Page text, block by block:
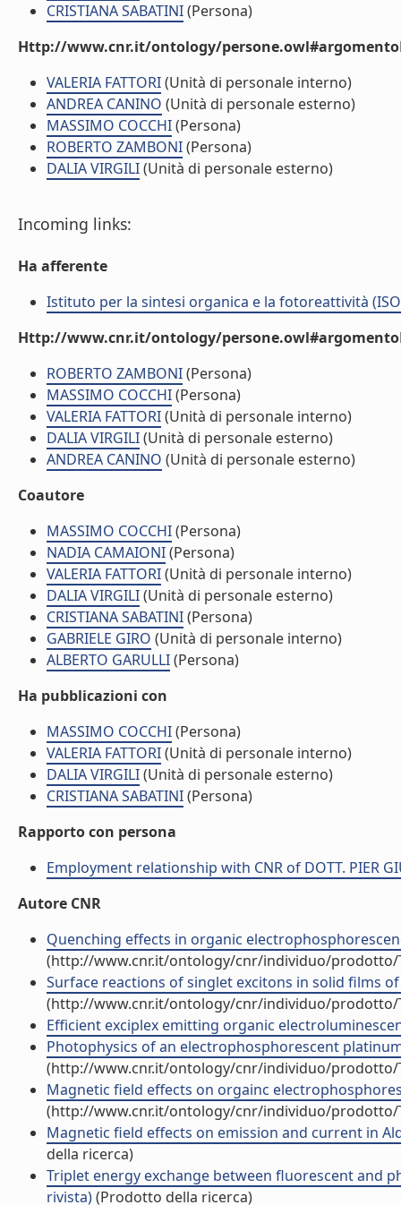
CRISTIANA SABATINI(Persona)
Http://www.cnr.it/ontology/
VALERIA FATTORI(Unità di personale interno)
ANDREA CANINO (Unità di personale esterno)
MASSIMO COCCHI(Persona)
ROBERTO ZAMBONI(Persona)
DALIA VIRGILI(Unità di personale esterno)
Incoming links:
Ha afferente
Istituto per la sintesi organica e la fotoreattività
Http://www.cnr.it/ontology/
ROBERTO ZAMBONI(Persona)
MASSIMO COCCHI(Persona)
VALERIA FATTORI(Unità di personale interno)
DALIA VIRGILI(Unità di personale esterno)
ANDREA CANINO (Unità di personale esterno)
Coautore
MASSIMO COCCHI(Persona)
NADIA CAMAIONI(Persona)
VALERIA FATTORI(Unità di personale interno)
DALIA VIRGILI(Unità di personale esterno)
CRISTIANA SABATINI(Persona)
GABRIELE GIRO (Unità di personale interno)
ALBERTO GARULLI(Persona)
Ha pubblicazioni con
MASSIMO COCCHI(Persona)
VALERIA FATTORI(Unità di personale interno)
DALIA VIRGILI(Unità di personale esterno)
CRISTIANA SABATINI(Persona)
Rapporto con persona
Employment relationship with CNR of DOTT. PIER
Autore CNR
Quenching effects in organic
(http://www.cnr.it/ontology/cnr/individuo/prodotto/
Surface reactions of singlet excitons in solid films
(http://www.cnr.it/ontology/cnr/individuo/prodotto/
Efficient exciplex emitting organic
Photophysics of an electrophosphorescent
(http://www.cnr.it/ontology/cnr/individuo/prodotto/
Magnetic field effects on orgainc
(http://www.cnr.it/ontology/cnr/individuo/prodotto/
Magnetic field effects on emission and current in
della ricerca)
Triplet energy exchange between fluorescent and
rivista)(Prodotto della ricerca)